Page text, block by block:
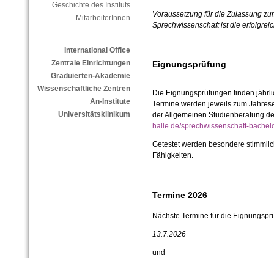
Geschichte des Instituts
MitarbeiterInnen
International Office
Zentrale Einrichtungen
Graduierten-Akademie
Wissenschaftliche Zentren
An-Institute
Universitätsklinikum
Voraussetzung für die Zulassung
Sprechwissenschaft ist die
Eignungsprüfung
Die Eignungsprüfungen finden
Termine werden jeweils zum
der Allgemeinen Studienberatung
halle.de/sprechwissenschaft-
Getestet werden besondere
Fähigkeiten.
Termine 2026
Nächste Termine für die
13.7.2026
und